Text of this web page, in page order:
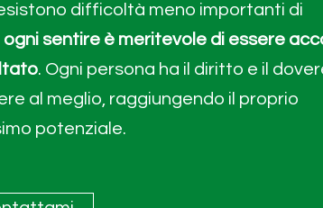
difficoltà meno importanti di
ogni sentire è meritevole di essere
. Ogni persona ha il diritto e il
al meglio, raggiungendo il proprio
potenziale.